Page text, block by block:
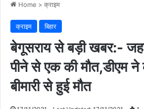
Home > क्राइम
क्राइम बिहार
बेगूसराय से बड़ी खबर:-
पीने से एक की मौत,डीएम ने
बीमारी से हुई मौत